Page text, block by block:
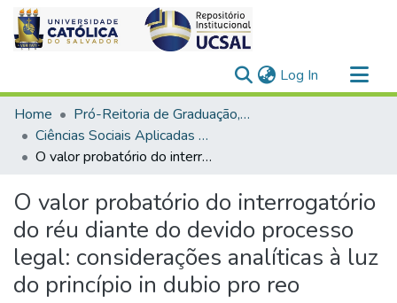
Log In (current)
Communities & Collections
All of DSpace
Statistics
Home
Pró-Reitoria de Graduação, Extensão e Ação Comunitária
Ciências Sociais Aplicadas > Direito
O valor probatório do interrogatório do réu diante do devido processo legal: considerações analíticas à luz do princípio in dubio pro reo
O valor probatório do interrogatório
do réu diante do devido processo
legal: considerações analíticas à luz
do princípio in dubio pro reo